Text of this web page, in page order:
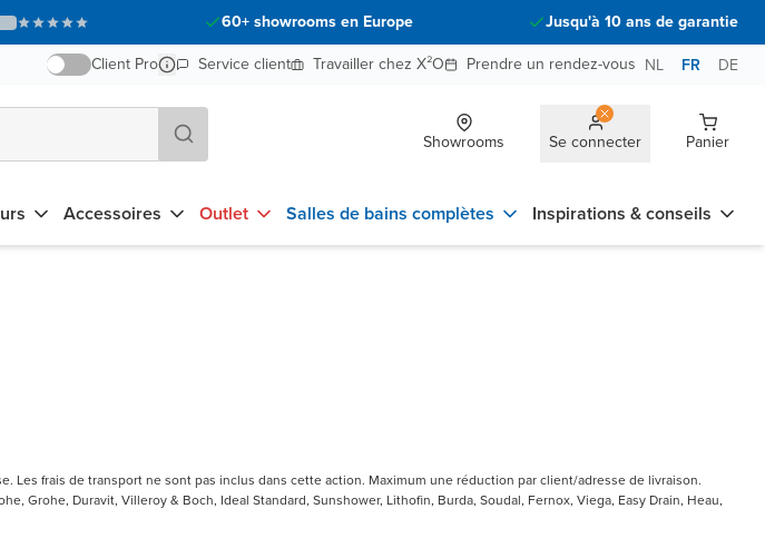
60+ showrooms en Europe
Jusqu'à 10 ans de garantie
Client Pro
Service client Travailler chez X²O Prendre un rendez-vous NL FR DE
Showrooms Se connecter Panier
Accessoires Outlet Salles de bains complètes Inspirations & conseils
Les frais de transport ne sont pas inclus dans cette action. Maximum une réduction par client/adresse de livraison.
Duravit, Villeroy & Boch, Ideal Standard, Sunshower, Lithofin, Burda, Soudal, Fernox, Viega, Easy Drain, Heau,